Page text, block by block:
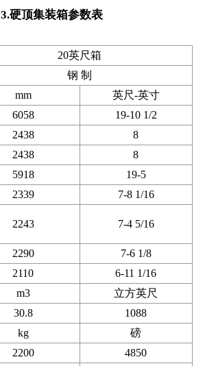
3.硬顶集装箱参数表
20英尺箱
钢 制
mm 英尺-英寸
6058
19-10 1/2
2438
8
2438
8
5918
19-5
2339
7-8 1/16
2243 7-4 5/16
2290
7-6 1/8
2110
6-11 1/16
m3
立方英尺
30.8
1088
kg
磅
2200
4850